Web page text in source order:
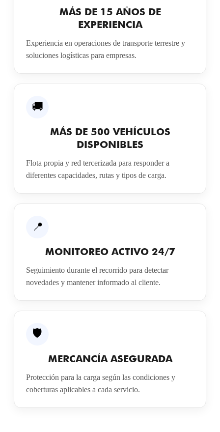
MÁS DE 15 AÑOS DE
EXPERIENCIA
Experiencia en operaciones de transporte terrestre y
soluciones logísticas para empresas.
🚚
MÁS DE 500 VEHÍCULOS
DISPONIBLES
Flota propia y red tercerizada para responder a
diferentes capacidades, rutas y tipos de carga.
📍
MONITOREO ACTIVO 24/7
Seguimiento durante el recorrido para detectar
novedades y mantener informado al cliente.
🛡️
MERCANCÍA ASEGURADA
Protección para la carga según las condiciones y
coberturas aplicables a cada servicio.